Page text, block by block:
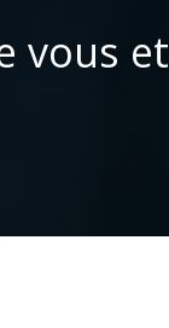
vous et